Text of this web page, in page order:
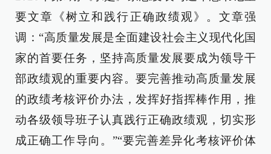
要文章《树立和践行正确政绩观》。文章强
调：“高质量发展是全面建设社会主义现代化国
家的首要任务，坚持高质量发展要成为领导干
部政绩观的重要内容。要完善推动高质量发展
的政绩考核评价办法，发挥好指挥棒作用，推
动各级领导班子认真践行正确政绩观，切实形
成正确工作导向。”“要完善差异化考核评价体